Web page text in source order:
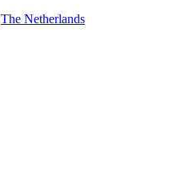
The Netherlands